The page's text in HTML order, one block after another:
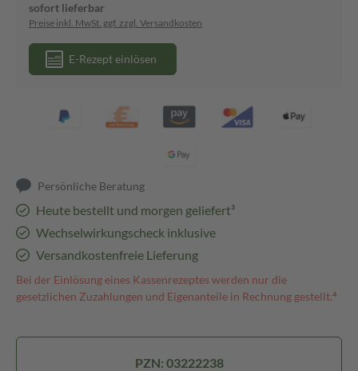
sofort lieferbar
Preise inkl. MwSt. ggf. zzgl. Versandkosten
E-Rezept einlösen
Persönliche Beratung
Heute bestellt und morgen geliefert³
Wechselwirkungscheck inklusive
Versandkostenfreie Lieferung
Bei der Einlösung eines Kassenrezeptes werden nur die
gesetzlichen Zuzahlungen und Eigenanteile in Rechnung gestellt.⁴
PZN: 03222238